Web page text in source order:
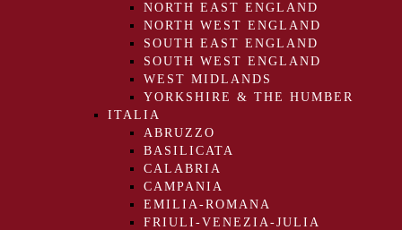
NORTH EAST ENGLAND
NORTH WEST ENGLAND
SOUTH EAST ENGLAND
SOUTH WEST ENGLAND
WEST MIDLANDS
YORKSHIRE & THE HUMBER
ITALIA
ABRUZZO
BASILICATA
CALABRIA
CAMPANIA
EMILIA-ROMANA
FRIULI-VENEZIA-JULIA